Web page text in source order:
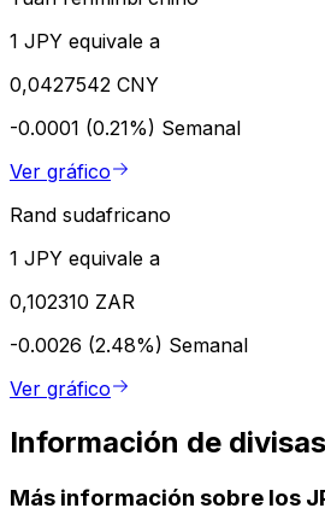
1 JPY equivale a
0,0427542 CNY
-0.0001 (0.21%) Semanal
Ver gráfico
Rand sudafricano
1 JPY equivale a
0,102310 ZAR
-0.0026 (2.48%) Semanal
Ver gráfico
Información de divisas
Más información sobre los